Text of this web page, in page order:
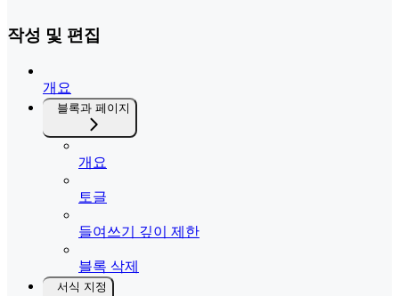
작성 및 편집
개요
블록과 페이지
개요
토글
들여쓰기 깊이 제한
블록 삭제
서식 지정